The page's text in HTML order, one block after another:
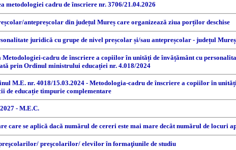
metodologiei cadru de înscriere nr. 3706/21.04.2026
antepreșcolar din județul Mureș care organizează ziua porților deschise
juridică cu grupe de nivel preșcolar și/sau antepreșcolar - județul Mureș
cadru de înscriere a copiilor în unități de învățământ cu
prin Ordinul ministrului educației nr. 4.018/2024
M.E. nr. 4018/15.03.2024 - Metodologia-cadru de înscriere a copiilor în
de educație timpurie complementare
- M.E.C.
care se aplică dacă numărul de cereri este mai mare decât numărul de locuri
preşcolarilor/ elevilor în formaţiunile de studiu